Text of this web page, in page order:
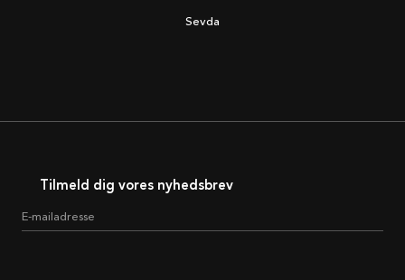
Sevda
Tilmeld dig vores nyhedsbrev
E-mailadresse